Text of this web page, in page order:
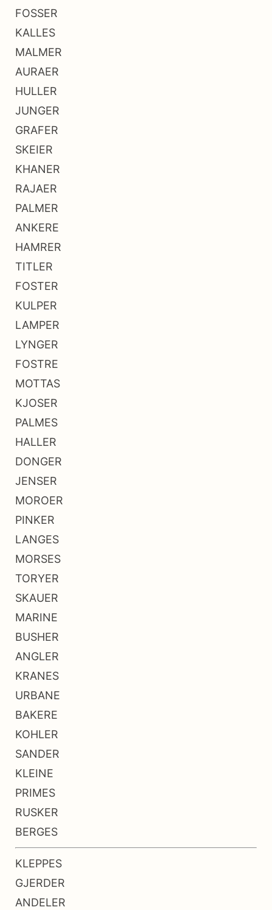
FOSSER
KALLES
MALMER
AURAER
HULLER
JUNGER
GRAFER
SKEIER
KHANER
RAJAER
PALMER
ANKERE
HAMRER
TITLER
FOSTER
KULPER
LAMPER
LYNGER
FOSTRE
MOTTAS
KJOSER
PALMES
HALLER
DONGER
JENSER
MOROER
PINKER
LANGES
MORSES
TORYER
SKAUER
MARINE
BUSHER
ANGLER
KRANES
URBANE
BAKERE
KOHLER
SANDER
KLEINE
PRIMES
RUSKER
BERGES
KLEPPES
GJERDER
ANDELER